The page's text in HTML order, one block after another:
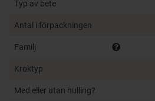
Typ av bete
Antal i förpackningen
Familj
Kroktyp
Med eller utan hulling?